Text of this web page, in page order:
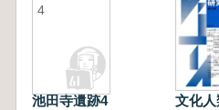
4
池田寺遺跡4
文化